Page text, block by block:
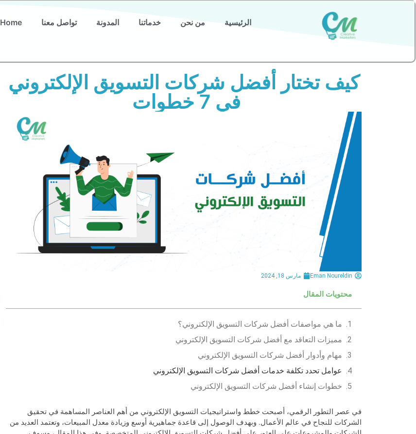
الرئيسية من نحن خدماتنا المدونة تواصل معنا Home
كيف تختار أفضل شركات التسويق الإلكتروني
في 7 خطوات
Eman Noureldin مارس 18, 2024
محتويات المقال
ما هي مواصفات أفضل شركات التسويق الإلكتروني؟
مميزات التعاقد مع أفضل شركات التسويق الإلكتروني
مهام وأدوار أفضل شركات التسويق الإلكتروني
عوامل تحدد تكلفة خدمات أفضل شركات التسويق الإلكتروني
خطوات إنشاء أفضل شركات التسويق الإلكتروني
في عصر التطور الرقمي، أصبحت خطط واستراتيجيات التسويق الإلكتروني من أهم العناصر المساهمة في تحقيق
الشركات للنجاح في عالم الأعمال. وبهدف الوصول إلى قاعدة جماهيرية أوسع وزيادة معدل المبيعات، وتعتمد العديد من